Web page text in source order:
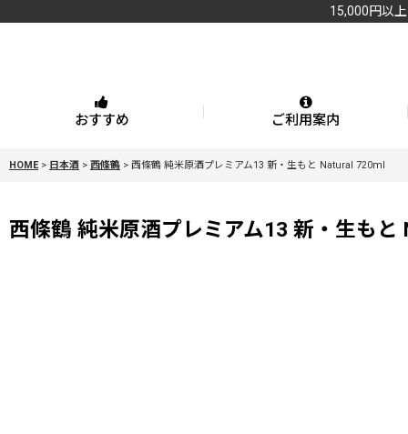
15,000円以
おすすめ ご利用案内
HOME > 日本酒 > 西條鶴 > 西條鶴 純米原酒プレミアム13 新・生もと Natural 720ml
西條鶴 純米原酒プレミアム13 新・生もと